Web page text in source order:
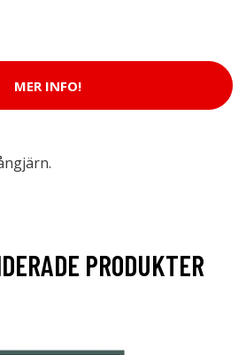
MER INFO!
PRODUKTER